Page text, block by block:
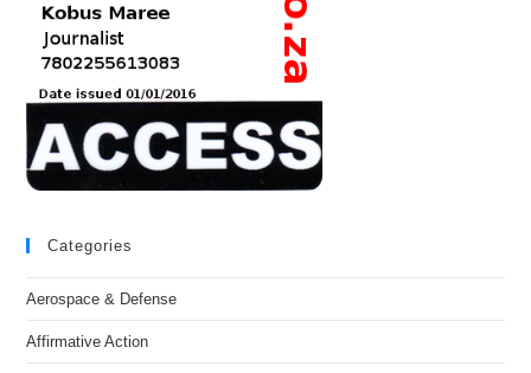
Categories
Aerospace & Defense
Affirmative Action